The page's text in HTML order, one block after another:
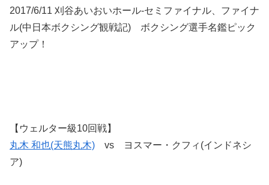
2017/6/11 刈谷あいおいホール-セミファイナル、ファイナ
ル(中日本ボクシング観戦記) ボクシング選手名鑑ピック
アップ！
【ウェルター級10回戦】
丸木 和也(天熊丸木) vs ヨスマー・クフィ(インドネシ
ア)